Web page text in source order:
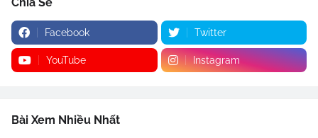
Facebook Twitter
YouTube Instagram
Bài Xem Nhiều Nhất